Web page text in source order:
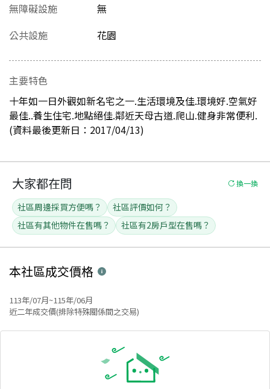
無障礙設施
無
公共設施
花園
主要特色
十年如一日外觀如新名宅之一.生活環境及佳.環境好.空氣好
最佳..養生住宅.地點絕佳.鄰近天母古道.爬山.健身非常便利.
(資料最後更新日：2017/04/13)
大家都在問 換一換
社區周邊採買方便嗎？
社區評價如何？
社區有其他物件在售嗎？
社區有2房戶型在售嗎？
本社區成交價格
113年/07月~115年/06月
近二年成交價(排除特殊關係間之交易)